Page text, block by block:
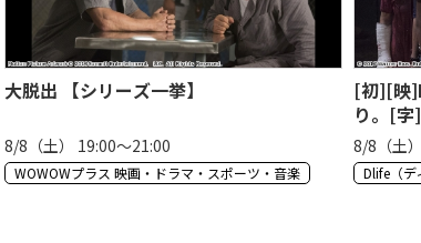
[初][映]IT/イット“それ”が見えたら、終わ
8/8（土） 21:00〜23:25
Dlife（ディーライフ）
ランボ
8/8（土
ザ・シネ